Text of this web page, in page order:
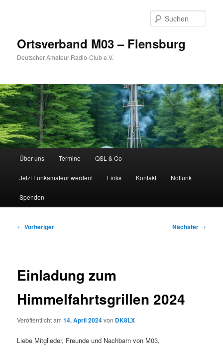
Ortsverband M03 – Flensburg
Deutscher Amateur-Radio-Club e.V.
HauptmenüÜber uns Termine QSL & Co
Jetzt Funkamateur werden! Links Kontakt Notfunk
Spenden
Beitragsnavigation
← Vorheriger Nächster →
Einladung zum
Himmelfahrtsgrillen 2024
Veröffentlicht am14. April 2024von DK8LX
Liebe Mitglieder, Freunde und Nachbarn von M03,